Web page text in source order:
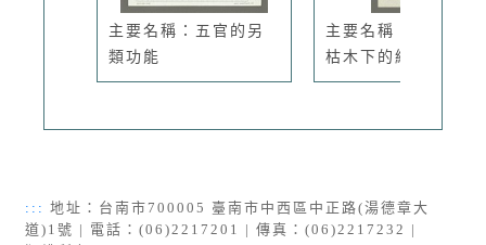
主要名稱：五官的另
類功能
主要名稱：圖騰啃嚙
枯木下的綠...
::: 地址：台南市700005 臺南市中西區中正路(湯德章大
道)1號 | 電話：(06)2217201 | 傳真：(06)2217232 |